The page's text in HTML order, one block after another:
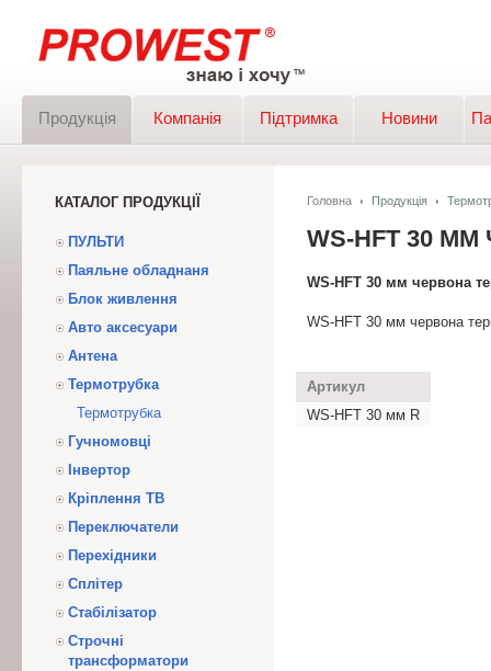
Продукція Компанія Підтримка Новини
КАТАЛОГ ПРОДУКЦІЇ
ПУЛЬТИ
Паяльне обладнаня
Блок живлення
Авто аксесуари
Антена
Термотрубка
Термотрубка
Гучномовці
Інвертор
Кріплення ТВ
Переключатели
Перехідники
Сплітер
Стабілізатор
Строчні
трансформатори
Головна Продукція
WS-HFT 30
WS-HFT 30 мм червона
WS-HFT 30 мм червона
Артикул
WS-HFT 30 мм R